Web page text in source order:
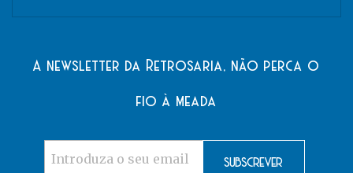
A newsletter da Retrosaria, não perca o
fio à meada